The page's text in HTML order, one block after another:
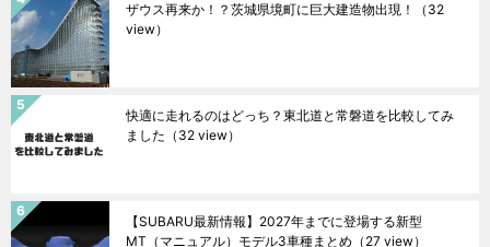
ザウス再来か！？茨城県境町に巨大建造物出現！
（32
view）
快適に走れるのはどっち？東北道と常磐道を比較してみ
ました （32 view）
【SUBARU最新情報】2027年までに登場する新型
MT（マニュアル）モデル3車種まとめ （27 view）